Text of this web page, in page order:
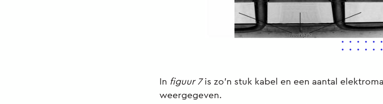
In figuur 7 is zo'n stuk kabel en een aantal
weergegeven.